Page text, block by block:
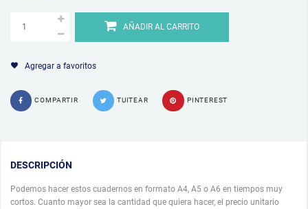
AÑADIR AL CARRITO
Agregar a favoritos
COMPARTIR TUITEAR PINTEREST
DESCRIPCIÓN
Podemos hacer estos cuadernos en formato A4, A5 o A6 en tiempos muy
cortos. Cuanto mayor sea la cantidad que quiera hacer, el precio unitario